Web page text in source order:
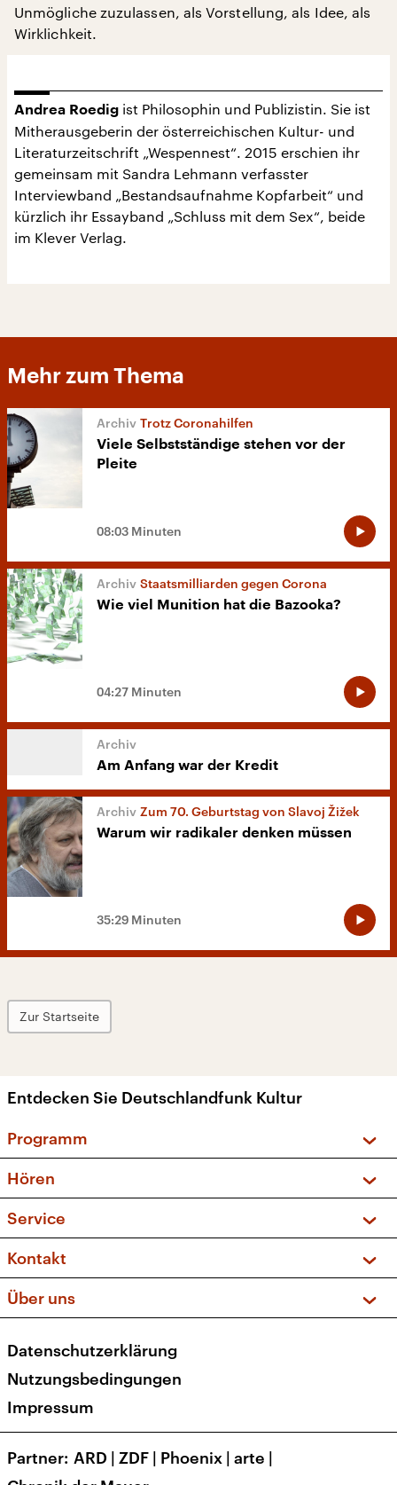
Unmögliche zuzulassen, als Vorstellung, als Idee, als
Wirklichkeit.
Andrea Roedig ist Philosophin und Publizistin. Sie ist
Mitherausgeberin der österreichischen Kultur- und
Literaturzeitschrift „Wespennest“. 2015 erschien ihr
gemeinsam mit Sandra Lehmann verfasster
Interviewband „Bestandsaufnahme Kopfarbeit“ und
kürzlich ihr Essayband „Schluss mit dem Sex“, beide
im Klever Verlag.
Mehr zum Thema
Trotz Coronahilfen
Viele Selbstständige stehen vor der
Pleite
08:03 Minuten
Staatsmilliarden gegen Corona
Wie viel Munition hat die Bazooka?
04:27 Minuten
Am Anfang war der Kredit
Zum 70. Geburtstag von Slavoj Žižek
Warum wir radikaler denken müssen
35:29 Minuten
Zur Startseite
Entdecken Sie Deutschlandfunk Kultur
Programm
Sendungen und Podcasts
Musikliste
Kakadu – Das Kinderprogramm
Hören
Frequenzen (UKW + DAB+)
Service
FAQ
Apps
Newsletter
Veranstaltungen
Kontakt
Social Media
Über uns
Presse
Karriere
Transparenz
Datenschutzerklärung
Nutzungsbedingungen
Impressum
Partner ARD | ZDF | Phoenix | arte |